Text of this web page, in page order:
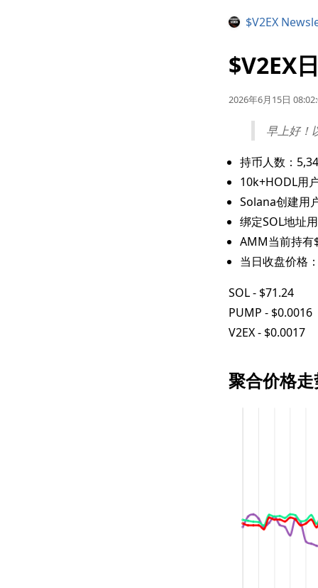
$V2EX
$V2EX
2026年6月15日
早上好！
持币人数：
10k+HODL用
Solana创建用
绑定SOL地址
AMM当前持有
当日收盘价格
SOL - $71.24
PUMP - $0.0016
V2EX - $0.0017
聚合价格